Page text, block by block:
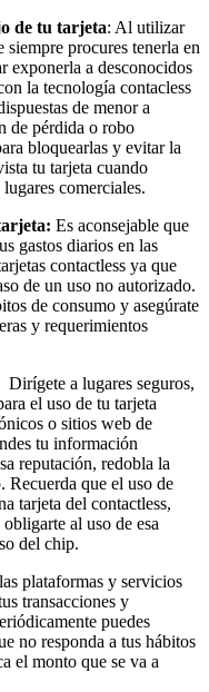
de tu tarjeta: Al utilizar
siempre procures tenerla en
exponerla a desconocidos
la tecnología contacless
de menor a
de pérdida o robo
bloquearlas y evitar la
tu tarjeta cuando
comerciales.
Es aconsejable que
gastos diarios en las
contactless ya que
de un uso no autorizado.
de consumo y asegúrate
y requerimientos
Dirígete a lugares seguros,
el uso de tu tarjeta
o sitios web de
tu información
reputación, redobla la
Recuerda que el uso de
tarjeta del contactless,
al uso de esa
del chip.
plataformas y servicios
transacciones y
puedes
no responda a tus hábitos
el monto que se va a